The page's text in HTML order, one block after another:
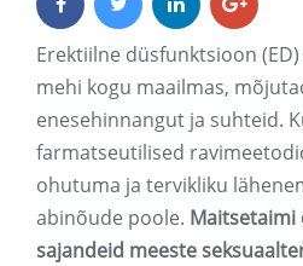
Erektiilne düsfunktsioon
mehi kogu maailmas,
enesehinnangut ja suhteid.
farmatseutilised
ohutuma ja tervikliku
abinõude poole. Maitsetaimi
sajandeid meeste